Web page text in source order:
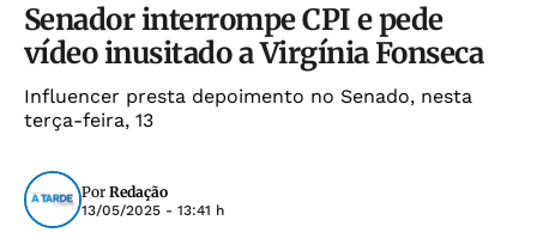
Senador interrompe CPI e pede
vídeo inusitado a Virgínia Fonseca
Influencer presta depoimento no Senado, nesta
terça-feira, 13
Por Redação
13/05/2025 - 13:41 h